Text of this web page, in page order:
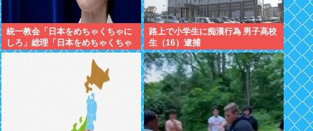
統一教会「日本をめちゃくちゃに
しろ」総理「日本をめちゃくちゃ
にします」愛国者「総理に反対す
るやつは反日！」 これなに？
路上で小学生に痴漢行為 男子高校
生（16）逮捕